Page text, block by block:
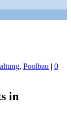
, Poolbau | 0
in